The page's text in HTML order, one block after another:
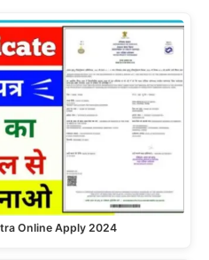
Online Apply 2024